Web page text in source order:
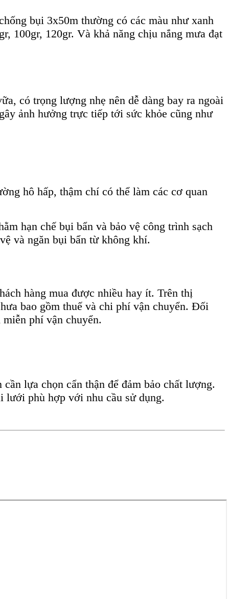
bụi 3x50m thường có các màu như xanh
100gr, 120gr. Và khả năng chịu nắng mưa đạt
có trọng lượng nhẹ nên dễ dàng bay ra ngoài
ảnh hưởng trực tiếp tới sức khỏe cũng như
hô hấp, thậm chí có thể làm các cơ quan
hạn chế bụi bẩn và bảo vệ công trình sạch
và ngăn bụi bẩn từ không khí.
hàng mua được nhiều hay ít. Trên thị
bao gồm thuế và chi phí vận chuyển. Đối
phí vận chuyển.
lựa chọn cẩn thận để đảm bảo chất lượng.
lưới phù hợp với nhu cầu sử dụng.